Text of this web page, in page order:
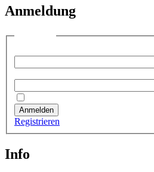
Anmeldung
Anmelden
Registrieren
Info